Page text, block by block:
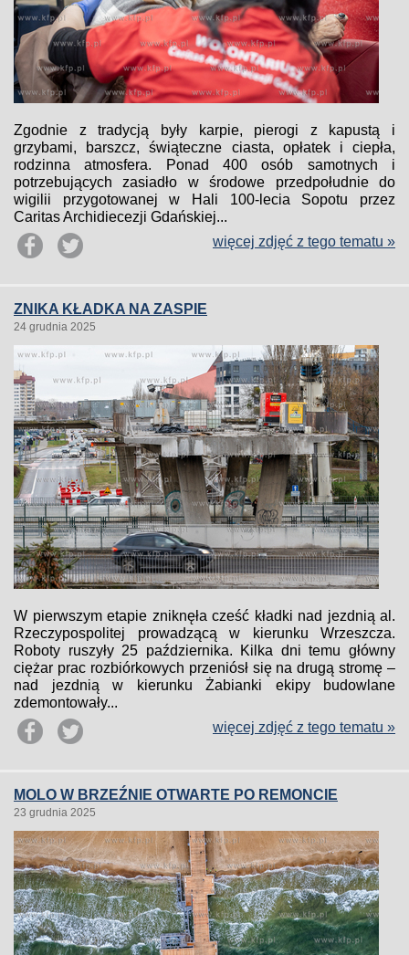
Zgodnie z tradycją były karpie, pierogi z kapustą i
grzybami, barszcz, świąteczne ciasta, opłatek i ciepła,
rodzinna atmosfera. Ponad 400 osób samotnych i
potrzebujących zasiadło w środowe przedpołudnie do
wigilii przygotowanej w Hali 100-lecia Sopotu przez
Caritas Archidiecezji Gdańskiej...
więcej zdjęć z tego tematu »
ZNIKA KŁADKA NA ZASPIE
24 grudnia 2025
W pierwszym etapie zniknęła cześć kładki nad jezdnią al.
Rzeczypospolitej prowadzącą w kierunku Wrzeszcza.
Roboty ruszyły 25 października. Kilka dni temu główny
ciężar prac rozbiórkowych przeniósł się na drugą stromę –
nad jezdnią w kierunku Żabianki ekipy budowlane
zdemontowały...
więcej zdjęć z tego tematu »
MOLO W BRZEŹNIE OTWARTE PO REMONCIE
23 grudnia 2025